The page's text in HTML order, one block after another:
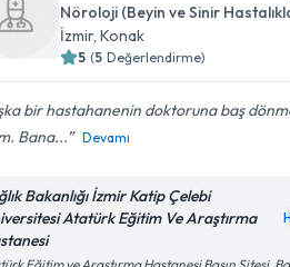
Nöroloji (Beyin ve Sinir
İzmir, Konak
5 (5 Değerlendirme)
bir hastahanenin doktoruna baş
Bana...
Devamı
Bakanlığı İzmir Katip Çelebi
Atatürk Eğitim Ve Araştırma
Eğitim ve Araştırma Hastanesi Basın Sitesi,